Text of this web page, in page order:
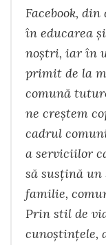
Facebook,
în educarea
noştri, iar în
primit de la
comună
ne creştem
cadrul
a serviciilor
să susţină
familie,
Prin stil de
cunoştinţele,